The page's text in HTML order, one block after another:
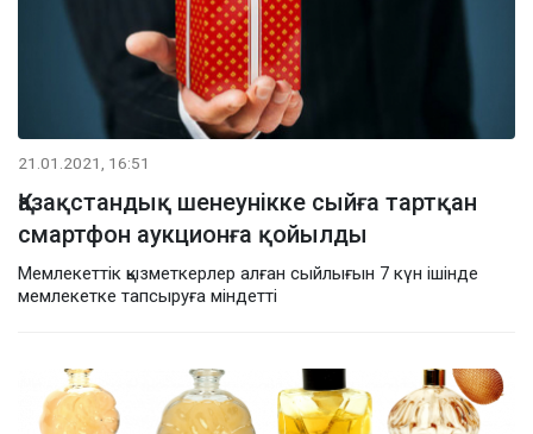
21.01.2021, 16:51
Қазақстандық шенеунікке сыйға тартқан
смартфон аукционға қойылды
Мемлекеттік қызметкерлер алған сыйлығын 7 күн ішінде
мемлекетке тапсыруға міндетті